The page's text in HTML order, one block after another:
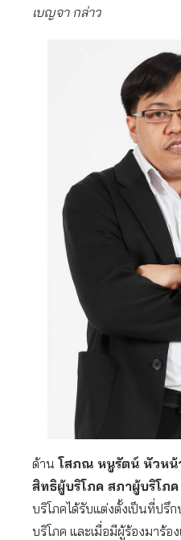
เบญจา กล่าว
ด้าน โสภณ หนูรัตน์ หัวหน้
สิทธิผู้บริโภค สภาผู้บริโภค
บริโภคได้รับแต่งตั้งเป็นที่ปรึ
บริโภค และเมื่อมีผู้ร้องมาร้